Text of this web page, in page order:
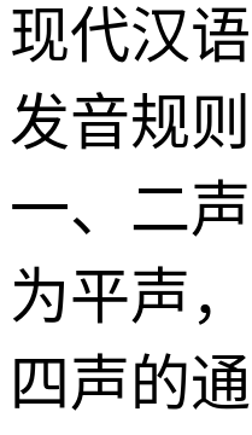
现代汉
发音规
一、二
为平声
四声的